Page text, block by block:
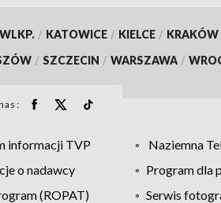
/ KATOWICE / KIELCE / KRAKÓW
/ SZCZECIN / WARSZAWA /
informacji TVP Naziemna
o nadawcy
Program dla
(ROPAT)
Serwis